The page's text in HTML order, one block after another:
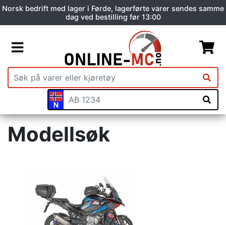
Norsk bedrift med lager i Førde, lagerførte varer sendes samme
dag ved bestilling før 13:00
Modellsøk